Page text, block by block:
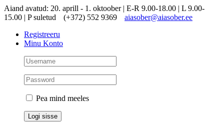
Skip
to
Aiand avatud: 20. aprill - 1. oktoober | E-R 9.00-18.00 | L 9.00-
15.00 | P suletud
(+372) 552 9369
aiasober@aiasober.ee
Registreeru
Minu Konto
Pea mind meeles